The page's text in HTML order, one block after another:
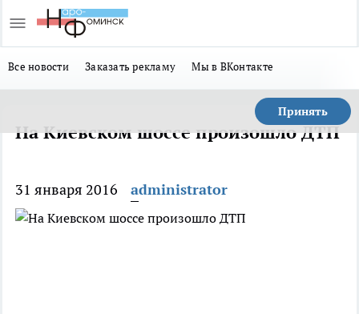
Все новости Заказать рекламу Мы в ВКонтакте
Принять
На Киевском шоссе произошло ДТП
31 января 2016 administrator